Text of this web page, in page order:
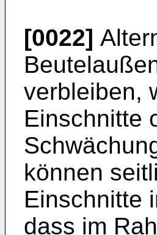
[0022]
verbleiben,
Einschnitte
können
Einschnitte
dass im